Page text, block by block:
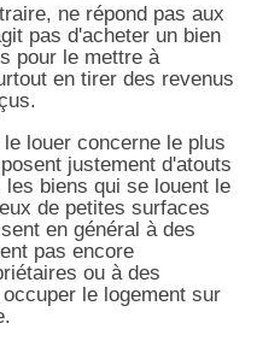
ne répond pas aux
pas d'acheter un bien
pour le mettre à
en tirer des revenus
louer concerne le plus
justement d'atouts
biens qui se louent le
de petites surfaces
en général à des
pas encore
ou à des
le logement sur